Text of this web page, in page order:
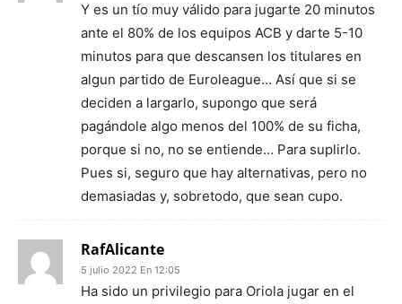
Y es un tío muy válido para jugarte 20 minutos
ante el 80% de los equipos ACB y darte 5-10
minutos para que descansen los titulares en
algun partido de Euroleague… Así que si se
deciden a largarlo, supongo que será
pagándole algo menos del 100% de su ficha,
porque si no, no se entiende… Para suplirlo.
Pues si, seguro que hay alternativas, pero no
demasiadas y, sobretodo, que sean cupo.
RafAlicante
5 julio 2022 En 12:05
Ha sido un privilegio para Oriola jugar en el